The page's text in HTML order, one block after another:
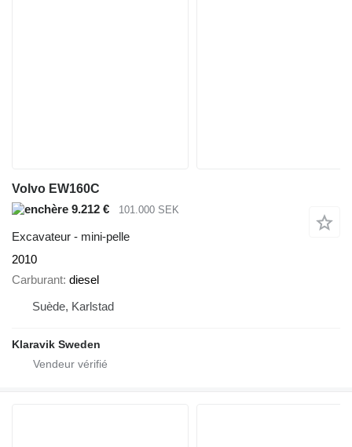
Volvo EW160C
9.212 €
101.000 SEK
Excavateur - mini-pelle
2010
Carburant diesel
Suède, Karlstad
Klaravik Sweden